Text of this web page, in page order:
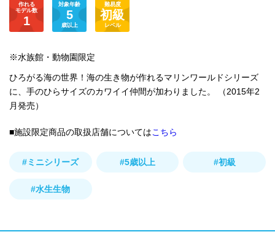
作れる
モデル数
1
対象年齢
5
歳以上
難易度
初級
レベル
※水族館・動物園限定
ひろがる海の世界！海の生き物が作れるマリンワールドシリーズ
に、手のひらサイズのカワイイ仲間が加わりました。 （2015年2
月発売）
■施設限定商品の取扱店舗についてはこちら
#ミニシリーズ #5歳以上 #初級
#水生生物